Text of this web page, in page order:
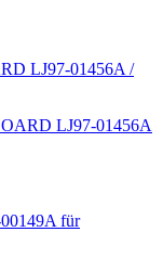
LJ97-01456A